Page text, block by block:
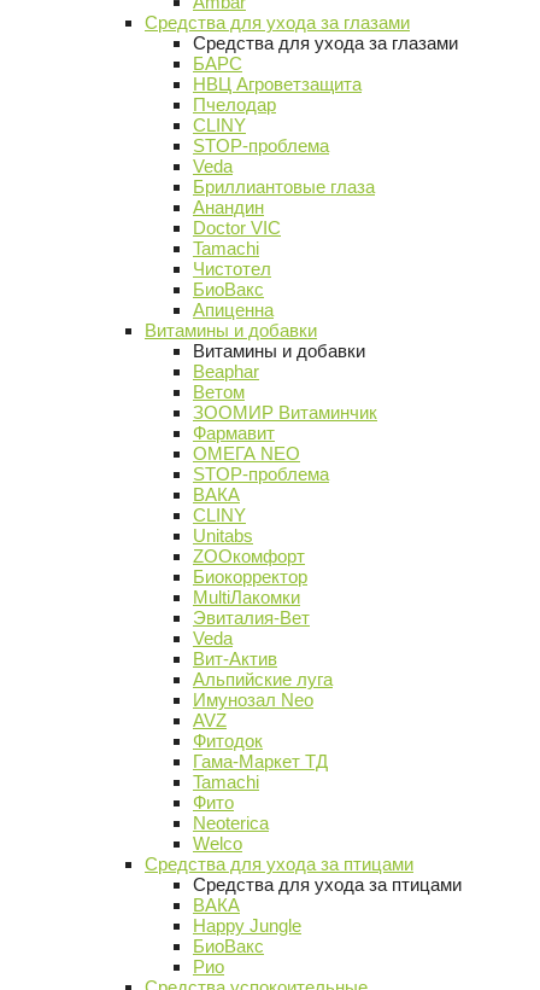
Средства для ухода за глазами
Средства для ухода за глазами
БАРС
НВЦ Агроветзащита
Пчелодар
CLINY
STOP-проблема
Veda
Бриллиантовые глаза
Анандин
Doctor VIC
Tamachi
Чистотел
БиоВакс
Апиценна
Витамины и добавки
Витамины и добавки
Beaphar
Ветом
ЗООМИР Витаминчик
Фармавит
ОМЕГА NEO
STOP-проблема
ВАКА
CLINY
Unitabs
ZOOкомфорт
Биокорректор
MultiЛакомки
Эвиталия-Вет
Veda
Вит-Актив
Альпийские луга
Имунозал Neo
AVZ
Фитодок
Гама-Маркет ТД
Tamachi
Фито
Neoterica
Welco
Средства для ухода за птицами
Средства для ухода за птицами
ВАКА
Happy Jungle
БиоВакс
Рио